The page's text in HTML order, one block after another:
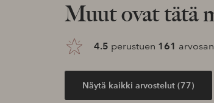
Muut ovat tätä
4.5 perustuen 161
Näytä kaikki arvostelut (77)